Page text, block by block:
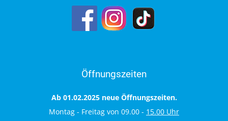
Öffnungszeiten
Ab 01.02.2025 neue Öffnungszeiten.
Montag - Freitag von 09.00 - 15.00 Uhr